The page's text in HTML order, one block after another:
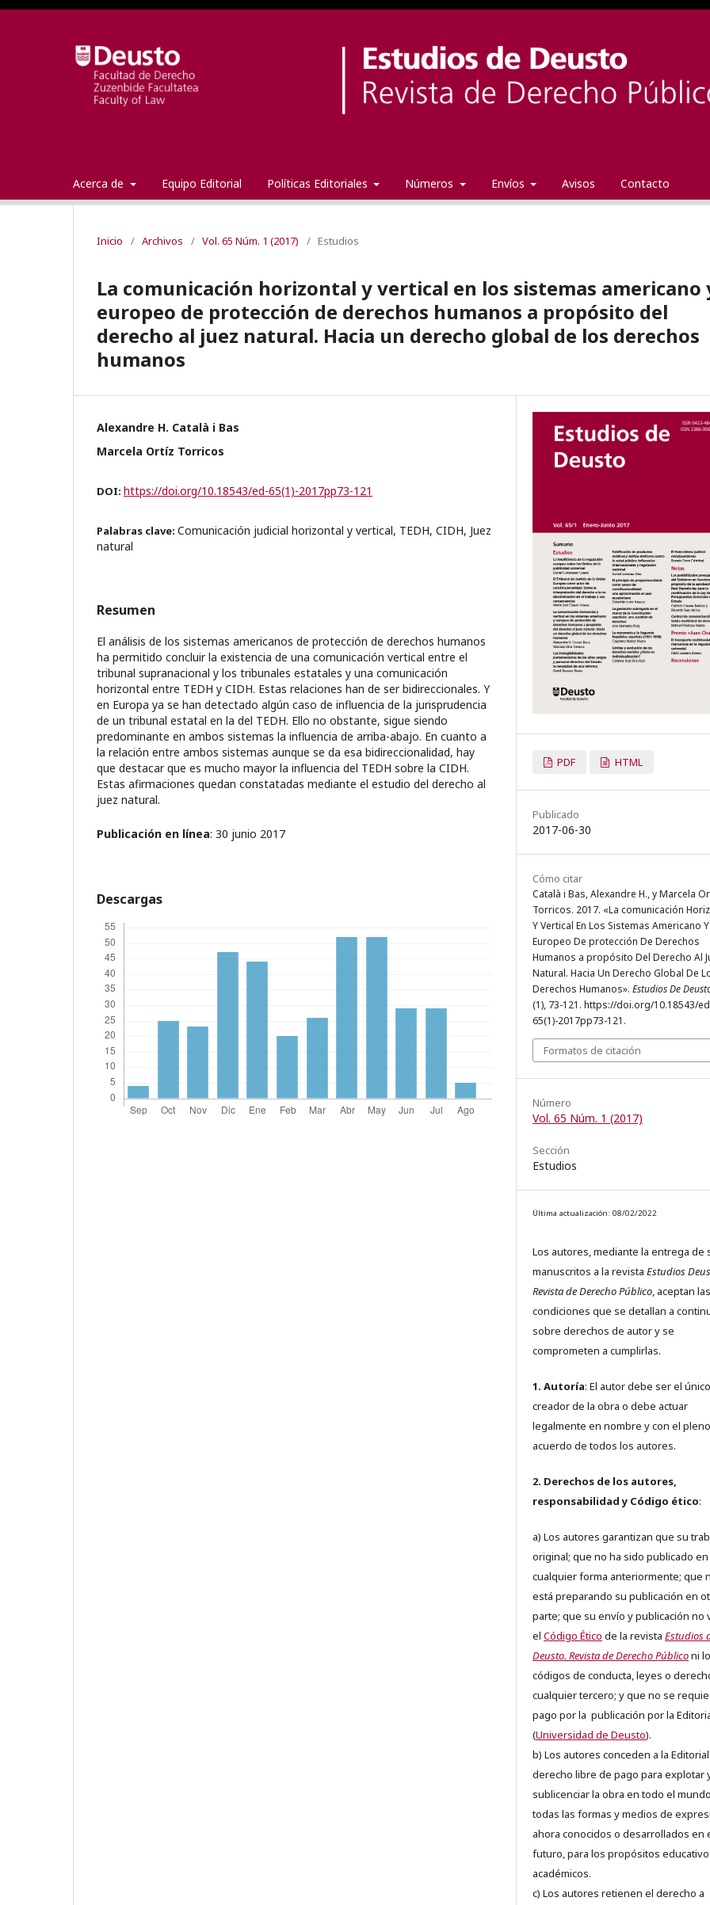
Acerca de Equipo Editorial Políticas Editoriales Números Envíos Avisos Contacto
Inicio / Archivos / Vol. 65 Núm. 1 (2017) / Estudios
La comunicación horizontal y vertical en los sistemas americano
europeo de protección de derechos humanos a propósito del
derecho al juez natural. Hacia un derecho global de los derechos
humanos
Alexandre H. Català i Bas
Marcela Ortíz Torricos
DOI: https://doi.org/10.18543/ed-65(1)-2017pp73-121
Palabras clave: Comunicación judicial horizontal y vertical, TEDH, CIDH, Juez
natural
Resumen
El análisis de los sistemas americanos de protección de derechos humanos
ha permitido concluir la existencia de una comunicación vertical entre el
tribunal supranacional y los tribunales estatales y una comunicación
horizontal entre TEDH y CIDH. Estas relaciones han de ser bidireccionales. Y
en Europa ya se han detectado algún caso de influencia de la jurisprudencia
de un tribunal estatal en la del TEDH. Ello no obstante, sigue siendo
predominante en ambos sistemas la influencia de arriba-abajo. En cuanto a
la relación entre ambos sistemas aunque se da esa bidireccionalidad, hay
que destacar que es mucho mayor la influencia del TEDH sobre la CIDH.
Estas afirmaciones quedan constatadas mediante el estudio del derecho al
juez natural.
Publicación en línea: 30 junio 2017
Descargas
PDF HTML
Publicado
2017-06-30
Cómo citar
Català i Bas, Alexandre H., y Marcela
Torricos. 2017. «La comunicación
Y Vertical En Los Sistemas Americano Y
Europeo De protección De Derechos
Humanos a propósito Del Derecho Al
Natural. Hacia Un Derecho Global De
Derechos Humanos». Estudios De
(1), 73-121. https://doi.org/10.18543/
65(1)-2017pp73-121.
Formatos de citación
Número
Vol. 65 Núm. 1 (2017)
Sección
Estudios
Última actualización: 08/02/2022
Los autores, mediante la entrega de
manuscritos a la revista Estudios
Revista de Derecho Público, aceptan las
condiciones que se detallan a
sobre derechos de autor y se
comprometen a cumplirlas.
1. Autoría: El autor debe ser el único
creador de la obra o debe actuar
legalmente en nombre y con el pleno
acuerdo de todos los autores.
2. Derechos de los autores,
responsabilidad y Código ético:
a) Los autores garantizan que su
original; que no ha sido publicado en
cualquier forma anteriormente; que
está preparando su publicación en
parte; que su envío y publicación no
el Código Ético de la revista Estudios
Deusto. Revista de Derecho Públiconi
códigos de conducta, leyes o
cualquier tercero; y que no se
pago por la publicación por la
(Universidad de Deusto).
b) Los autores conceden a la
derecho libre de pago para explotar
sublicenciar la obra en todo el
todas las formas y medios de
ahora conocidos o desarrollados en
futuro, para los propósitos
académicos.
c) Los autores retienen el derecho a